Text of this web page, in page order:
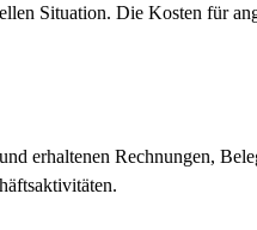
Situation. Die Kosten für
erhaltenen Rechnungen,